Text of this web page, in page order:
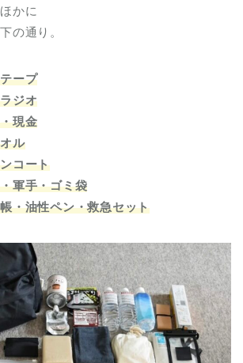
かに
の通り。
ープ
ジオ
現金
ル
コート
軍手・ゴミ袋
・油性ペン・救急セット